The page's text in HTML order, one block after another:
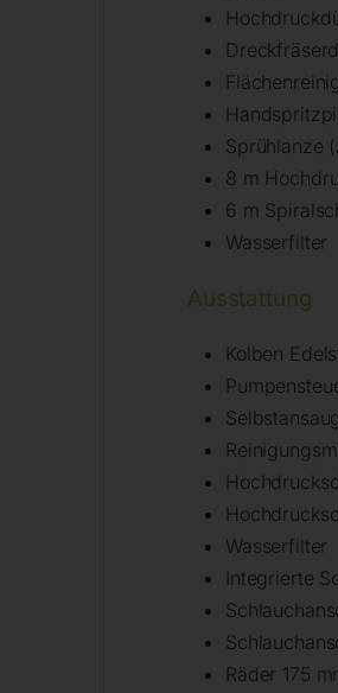
Sprühlanze
8 m
6 m
Wasserfilter
Ausstattung
Kolben
Wasserfilter
Integrierte
Räder 175